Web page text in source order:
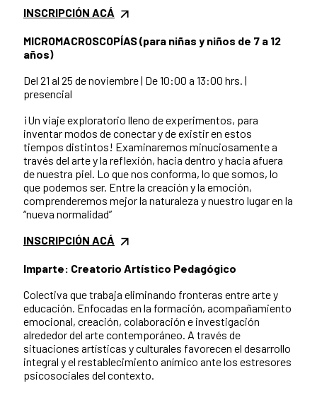
INSCRIPCIÓN ACÁ
MICROMACROSCOPÍAS (para niñas y niños de 7 a 12
años)
Del 21 al 25 de noviembre | De 10:00 a 13:00 hrs. |
presencial
¡Un viaje exploratorio lleno de experimentos, para
inventar modos de conectar y de existir en estos
tiempos distintos! Examinaremos minuciosamente a
través del arte y la reflexión, hacia dentro y hacia afuera
de nuestra piel. Lo que nos conforma, lo que somos, lo
que podemos ser. Entre la creación y la emoción,
comprenderemos mejor la naturaleza y nuestro lugar en la
“nueva normalidad”
INSCRIPCIÓN ACÁ
Imparte: Creatorio Artístico Pedagógico
Colectiva que trabaja eliminando fronteras entre arte y
educación. Enfocadas en la formación, acompañamiento
emocional, creación, colaboración e investigación
alrededor del arte contemporáneo. A través de
situaciones artísticas y culturales favorecen el desarrollo
integral y el restablecimiento anímico ante los estresores
psicosociales del contexto.